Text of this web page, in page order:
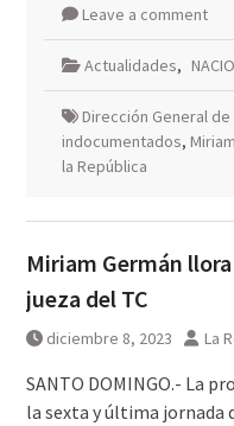
Leave a comment
Actualidades,
Dirección General de
indocumentados,
la República
Miriam Germán
jueza del TC
diciembre 8, 2023 La
SANTO DOMINGO.- La
la sexta y última jornada